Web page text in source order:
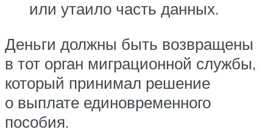
или утаило часть данных.
Деньги должны быть возвращены
в тот орган миграционной службы,
который принимал решение
о выплате единовременного
пособия.